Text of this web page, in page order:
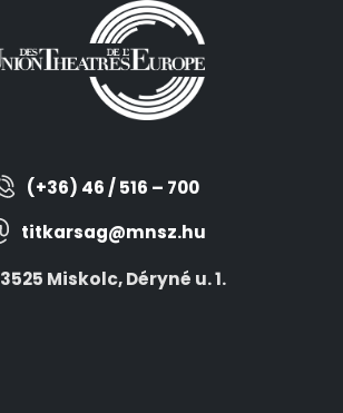
(+36) 46 / 516 – 700
titkarsag@mnsz.hu
3525 Miskolc, Déryné u. 1.